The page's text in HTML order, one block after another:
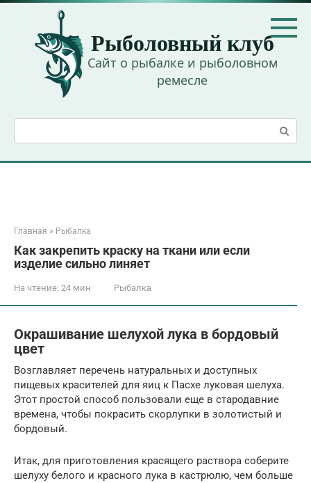
Перейти
контенту
Рыболовный клуб
Сайт о рыбалке и рыболовном
ремесле
Главная » Рыбалка
Как закрепить краску на ткани или если
изделие сильно линяет
На чтение: 24 мин Рыбалка
Окрашивание шелухой лука в бордовый
цвет
Возглавляет перечень натуральных и доступных
пищевых красителей для яиц к Пасхе луковая шелуха.
Этот простой способ пользовали еще в стародавние
времена, чтобы покрасить скорлупки в золотистый и
бордовый.
Итак, для приготовления красящего раствора соберите
шелуху белого и красного лука в кастрюлю, чем больше